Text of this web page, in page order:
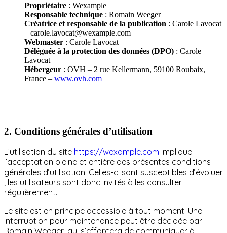
Propriétaire : Wexample
Responsable technique : Romain Weeger
Créatrice et responsable de la publication : Carole Lavocat
– carole.lavocat@wexample.com
Webmaster : Carole Lavocat
Déléguée à la protection des données (DPO) : Carole
Lavocat
Hébergeur : OVH – 2 rue Kellermann, 59100 Roubaix,
France – www.ovh.com
2. Conditions générales d’utilisation
L’utilisation du site https://wexample.com implique
l’acceptation pleine et entière des présentes conditions
générales d’utilisation. Celles-ci sont susceptibles d’évoluer
; les utilisateurs sont donc invités à les consulter
régulièrement.
Le site est en principe accessible à tout moment. Une
interruption pour maintenance peut être décidée par